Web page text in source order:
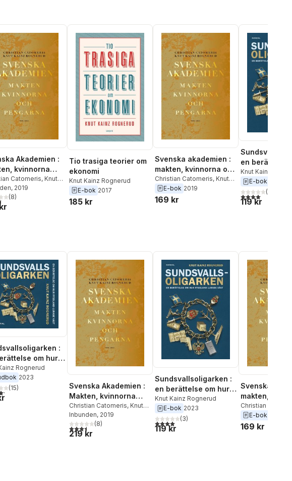
Akademien :
kvinnorna
Catomeris, Knut
, 2019
5 stjärnor. Totalt antal röster:
(8)
Tio trasiga teorier om
ekonomi
Knut Kainz Rognerud
E-bok 2017
185 kr
Svenska akademien :
makten, kvinnorna och
pengarna.
Christian Catomeris, Knut
Kainz Rognerud
E-bok 2019
169 kr
en berättelse
Ryssland
Knut Kainz
E-bok
4,0utav 5(
119 kr
:
om hur
lurade väst
Rognerud
2023
5 stjärnor. Totalt antal röster:
(15)
Svenska Akademien :
Makten, kvinnorna
och pengarna
Christian Catomeris, Knut
Kainz Rognerud
Inbunden, 2019
3,5utav 5 stjärnor. Totalt antal röster:
(8)
219 kr
Sundsvallsoligarken :
en berättelse om hur
Ryssland lurade väst
Knut Kainz Rognerud
E-bok 2023
4,0utav 5 stjärnor. Totalt antal röster:
(3)
119 kr
Svenska
makten,
pengarna.
Christian
Kainz Rognerud
E-bok
169 kr